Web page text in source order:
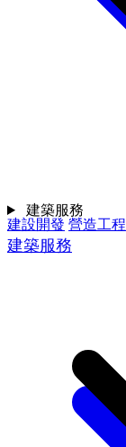
建設開發 營造工程
建築服務
建築服務